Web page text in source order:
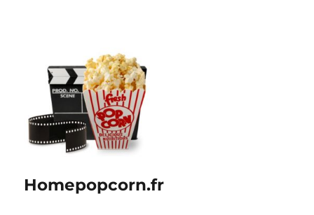
Homepopcorn.fr